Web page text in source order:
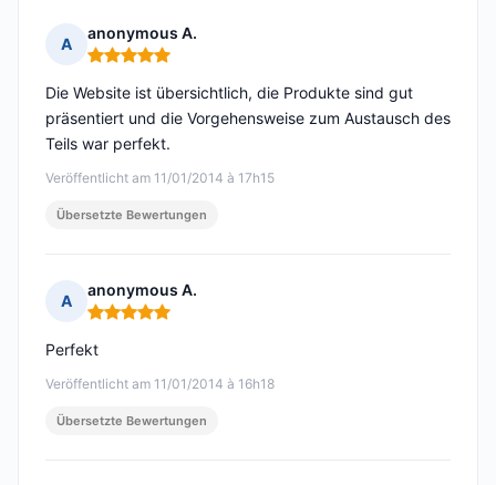
A
anonymous A.
Hinweis: 5 von 5
Veröffentlicht am 11/01/2014 à 17h15
Die Website ist übersichtlich, die Produkte sind gut
präsentiert und die Vorgehensweise zum Austausch des
Teils war perfekt.
Übersetzte Bewertungen
A
anonymous A.
Hinweis: 5 von 5
Veröffentlicht am 11/01/2014 à 16h18
Perfekt
Übersetzte Bewertungen